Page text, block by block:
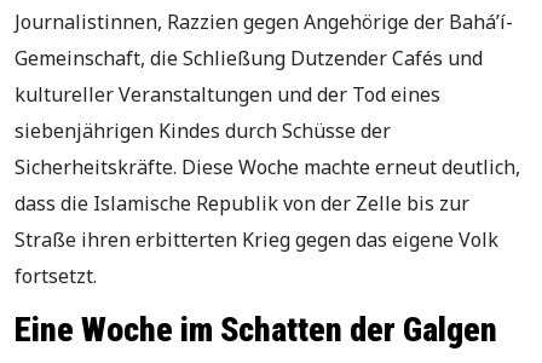
Journalistinnen, Razzien gegen Angehörige der Bahá’í-
Gemeinschaft, die Schließung Dutzender Cafés und
kultureller Veranstaltungen und der Tod eines
siebenjährigen Kindes durch Schüsse der
Sicherheitskräfte. Diese Woche machte erneut deutlich,
dass die Islamische Republik von der Zelle bis zur
Straße ihren erbitterten Krieg gegen das eigene Volk
fortsetzt.
Eine Woche im Schatten der Galgen